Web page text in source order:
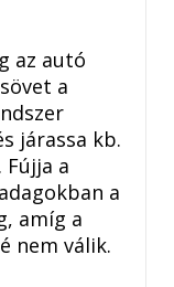
az autó
a
járassa kb.
a
a
amíg a
nem válik.